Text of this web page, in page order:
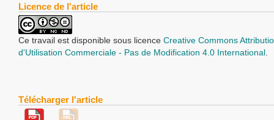
Licence de l'article
Ce travail est disponible sous licence Creative Commons
d'Utilisation Commerciale - Pas de Modification 4.0 International.
Télécharger l'article